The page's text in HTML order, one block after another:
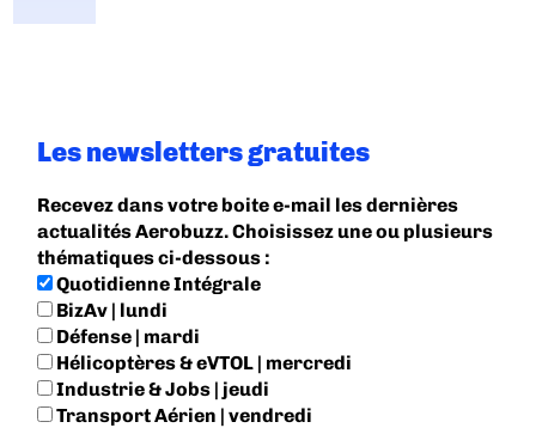
Les newsletters gratuites
Recevez dans votre boite e-mail les dernières
actualités Aerobuzz. Choisissez une ou plusieurs
thématiques ci-dessous :
Quotidienne Intégrale
BizAv | lundi
Défense | mardi
Hélicoptères & eVTOL | mercredi
Industrie & Jobs | jeudi
Transport Aérien | vendredi